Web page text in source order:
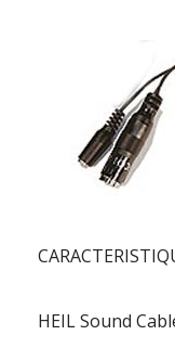
HEIL Sound